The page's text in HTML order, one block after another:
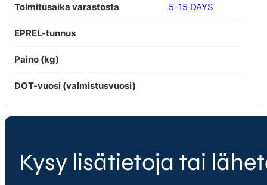
Toimitusaika varastosta 5-15 DAYS
EPREL-tunnus
Paino (kg)
DOT-vuosi (valmistusvuosi)
Kysy lisätietoja tai